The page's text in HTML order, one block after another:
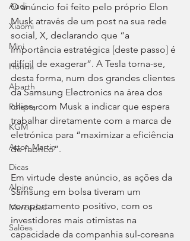
Audi
Xiaomi
Mini
Honda
Abarth
Polestar
KGM
Aston Martin
Dicas
Alpine
Mercedes
Salões
O anúncio foi feito pelo próprio Elon
Musk através de um post na sua rede
social, X, declarando que “a
importância estratégica [deste passo] é
difícil de exagerar”. A Tesla torna-se,
desta forma, num dos grandes clientes
da Samsung Electronics na área dos
chips, com Musk a indicar que espera
trabalhar diretamente com a marca de
eletrónica para “maximizar a eficiência
de fabrico”.
Em virtude deste anúncio, as ações da
Samsung em bolsa tiveram um
comportamento positivo, com os
investidores mais otimistas na
capacidade da companhia sul-coreana